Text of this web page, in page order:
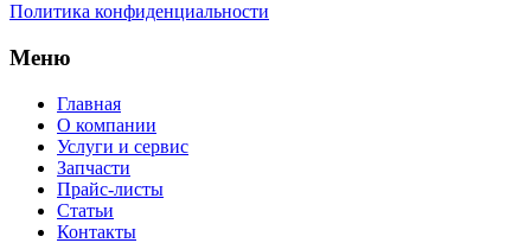
Политика конфиденциальности
Меню
Главная
О компании
Услуги и сервис
Запчасти
Прайс-листы
Статьи
Контакты